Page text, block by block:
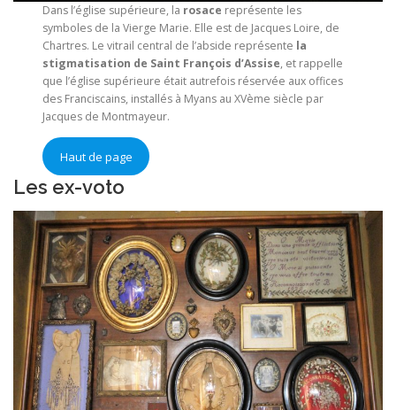
Dans l’église supérieure, la rosace représente les
symboles de la Vierge Marie. Elle est de Jacques Loire, de
Chartres. Le vitrail central de l’abside représente la
stigmatisation de Saint François d’Assise, et rappelle
que l’église supérieure était autrefois réservée aux offices
des Franciscains, installés à Myans au XVème siècle par
Jacques de Montmayeur.
Haut de page
Les ex-voto